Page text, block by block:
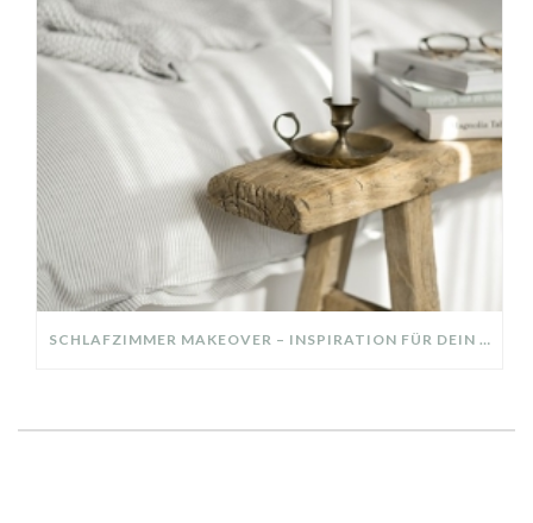
SCHLAFZIMMER MAKEOVER – INSPIRATION FÜR DEIN SCHLAFZIMMER: AUS ALT MACH NEU – HELL, GEMÜTLICH UND EINLADEND